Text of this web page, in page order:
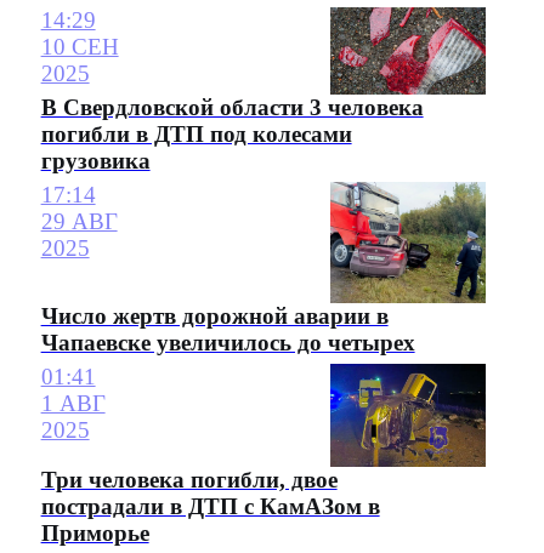
14:29
10 СЕН
2025
В Свердловской области 3 человека
погибли в ДТП под колесами
грузовика
17:14
29 АВГ
2025
Число жертв дорожной аварии в
Чапаевске увеличилось до четырех
01:41
1 АВГ
2025
Три человека погибли, двое
пострадали в ДТП с КамАЗом в
Приморье